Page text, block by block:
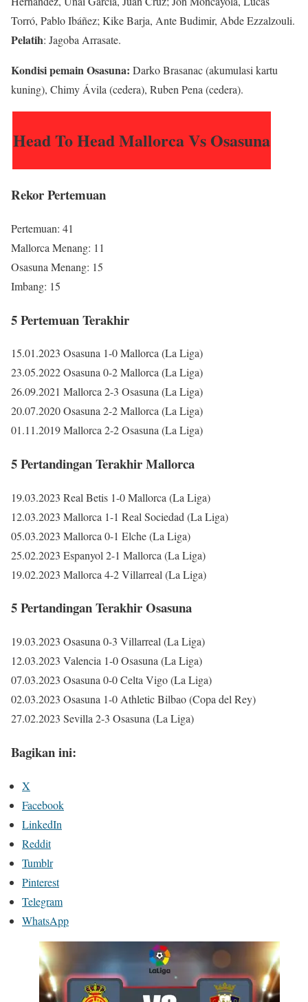
Torró, Pablo Ibáñez; Kike Barja, Ante Budimir, Abde Ezzalzouli.
Pelatih: Jagoba Arrasate.
Kondisi pemain Osasuna: Darko Brasanac (akumulasi kartu
kuning), Chimy Ávila (cedera), Ruben Pena (cedera).
Head To Head Mallorca Vs Osasuna
Rekor Pertemuan
Pertemuan: 41
Mallorca Menang: 11
Osasuna Menang: 15
Imbang: 15
5 Pertemuan Terakhir
15.01.2023 Osasuna 1-0 Mallorca (La Liga)
23.05.2022 Osasuna 0-2 Mallorca (La Liga)
26.09.2021 Mallorca 2-3 Osasuna (La Liga)
20.07.2020 Osasuna 2-2 Mallorca (La Liga)
01.11.2019 Mallorca 2-2 Osasuna (La Liga)
5 Pertandingan Terakhir Mallorca
19.03.2023 Real Betis 1-0 Mallorca (La Liga)
12.03.2023 Mallorca 1-1 Real Sociedad (La Liga)
05.03.2023 Mallorca 0-1 Elche (La Liga)
25.02.2023 Espanyol 2-1 Mallorca (La Liga)
19.02.2023 Mallorca 4-2 Villarreal (La Liga)
5 Pertandingan Terakhir Osasuna
19.03.2023 Osasuna 0-3 Villarreal (La Liga)
12.03.2023 Valencia 1-0 Osasuna (La Liga)
07.03.2023 Osasuna 0-0 Celta Vigo (La Liga)
02.03.2023 Osasuna 1-0 Athletic Bilbao (Copa del Rey)
27.02.2023 Sevilla 2-3 Osasuna (La Liga)
Bagikan ini:
X
Facebook
LinkedIn
Reddit
Tumblr
Pinterest
Telegram
WhatsApp